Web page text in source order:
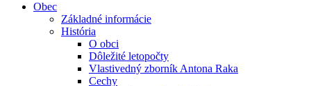
Obec
Základné informácie
História
O obci
Dôležité letopočty
Vlastivedný zborník Antona Raka
Cechy